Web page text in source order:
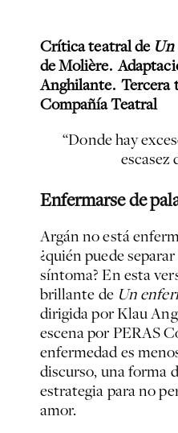
Crítica teatral de
de Molière.
Anghilante. Tercera
Compañía Teatral
“Donde hay
escasez
Enfermarse de
Argán no está
¿quién puede
síntoma? En esta
brillante de Un
dirigida por Klau
escena por PERAS
enfermedad es
discurso, una forma
estrategia para no
amor.